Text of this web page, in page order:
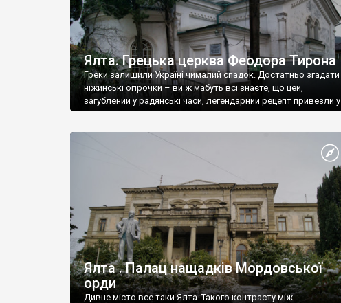
Ялта. Грецька церква Феодора Тирона
Греки залишили Україні чималий спадок. Достатньо згадати
ніжинські огірочки – ви ж мабуть всі знаєте, що цей,
загублений у радянські часи, легендарний рецепт привезли у
Ніжин греки?
Ялта . Палац нащадків Мордовської
орди
Дивне місто все таки Ялта. Такого контрасту між